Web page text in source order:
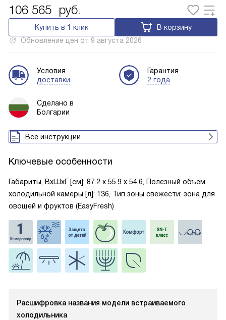
106 565 руб.
Купить в 1 клик
В корзину
Обновление цен от 9 августа 2026
Условия
доставки
Гарантия
2 года
Сделано в
Болгарии
Все инструкции
Ключевые особенности
Габариты, ВxШxГ [см]: 87.2 х 55.9 х 54.6, Полезный объем
холодильной камеры [л]: 136, Тип зоны свежести: зона для
овощей и фруктов (EasyFresh)
Расшифровка названия модели встраиваемого
холодильника